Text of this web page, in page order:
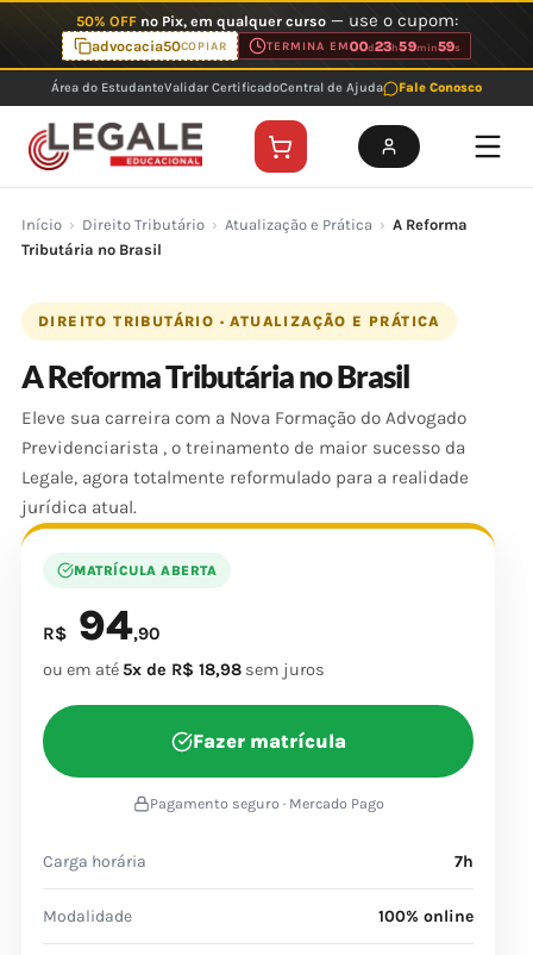
o
conteúdo
50% OFFno Pix, em qualquer curso— use o cupom:
advocacia50COPIAR TERMINA EM00d23h59min59s
Área do EstudanteValidar CertificadoCentral de Ajuda Fale Conosco
Início › Direito Tributário › Atualização e Prática › A Reforma
Tributária no Brasil
DIREITO TRIBUTÁRIO · ATUALIZAÇÃO E PRÁTICA
A Reforma Tributária no Brasil
Eleve sua carreira com a Nova Formação do Advogado
Previdenciarista , o treinamento de maior sucesso da
Legale, agora totalmente reformulado para a realidade
jurídica atual.
MATRÍCULA ABERTA
R$ 94,90
ou em até 5x de R$ 18,98 sem juros
Fazer matrícula
Pagamento seguro · Mercado Pago
Carga horária 7h
Modalidade 100% online